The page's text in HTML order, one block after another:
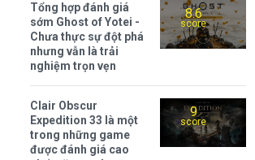
8.6
score
Tổng hợp đánh giá
sớm Ghost of Yotei -
Chưa thực sự đột phá
nhưng vẫn là trải
nghiệm trọn vẹn
9
score
Clair Obscur
Expedition 33 là một
trong những game
được đánh giá cao